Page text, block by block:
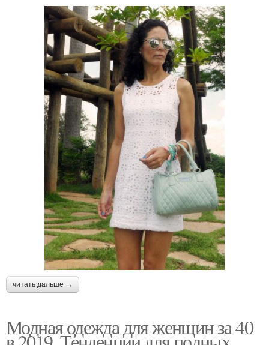
читать дальше →
Модная одежда для женщин за 40